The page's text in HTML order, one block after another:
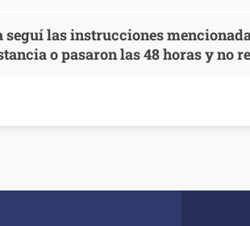
seguí las instrucciones
o pasaron las 48 horas y no